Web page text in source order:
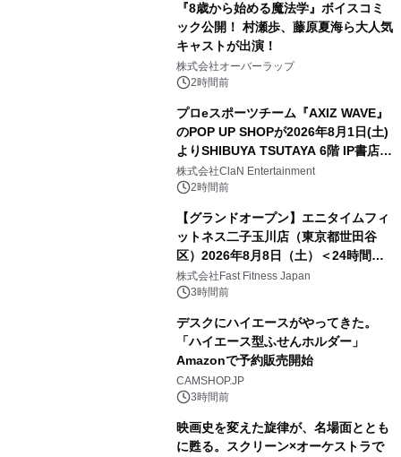
『8歳から始める魔法学』ボイスコミ
ック公開！ 村瀬歩、藤原夏海ら大人気
キャストが出演！
株式会社オーバーラップ
2時間前
プロeスポーツチーム『AXIZ WAVE』
のPOP UP SHOPが2026年8月1日(土)
よりSHIBUYA TSUTAYA 6階 IP書店で
開催決定！！
株式会社ClaN Entertainment
2時間前
【グランドオープン】エニタイムフィ
ットネス二子玉川店（東京都世田谷
区）2026年8月8日（土）＜24時間年
中無休のフィットネスジム＞
株式会社Fast Fitness Japan
3時間前
デスクにハイエースがやってきた。
「ハイエース型ふせんホルダー」
Amazonで予約販売開始
CAMSHOP.JP
3時間前
映画史を変えた旋律が、名場面ととも
に甦る。スクリーン×オーケストラで